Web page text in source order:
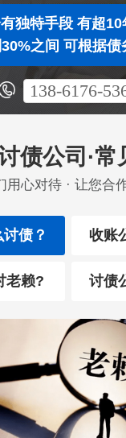
独特手段 有超
之间 可根据债
138-6176-
债公司·常
用心对待 · 让您合
债？ 收账
老赖? 讨债